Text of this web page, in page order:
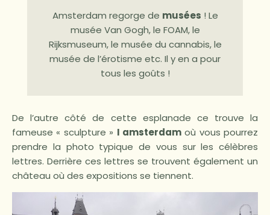
Amsterdam regorge de musées ! Le
musée Van Gogh, le FOAM, le
Rijksmuseum, le musée du cannabis, le
musée de l’érotisme etc. Il y en a pour
tous les goûts !
De l’autre côté de cette esplanade ce trouve la
fameuse « sculpture » I amsterdamoù vous pourrez
prendre la photo typique de vous sur les célèbres
lettres. Derrière ces lettres se trouvent également un
château où des expositions se tiennent.